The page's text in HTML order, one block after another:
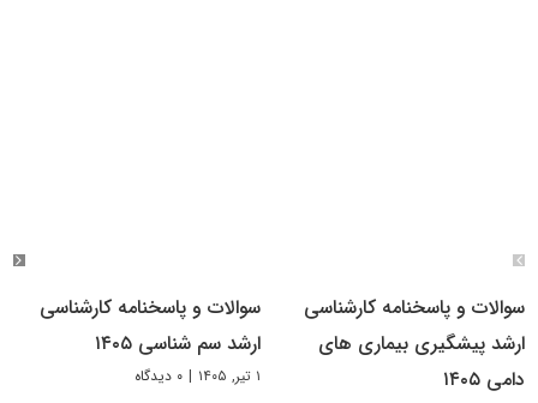
سوالات و پاسخنامه کارشناسی
ارشد پیشگیری بیماری های
دامی ۱۴۰۵
سوالات و پاسخنامه کارشناسی
ارشد سم شناسی ۱۴۰۵
۱ تیر, ۱۴۰۵ | ۰ دیدگاه